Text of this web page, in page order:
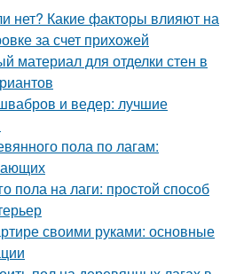
нет? Какие факторы влияют на
за счет прихожей
материал для отделки стен в
и ведер: лучшие
пола по лагам:
пола на лаги: простой способ
своими руками: основные